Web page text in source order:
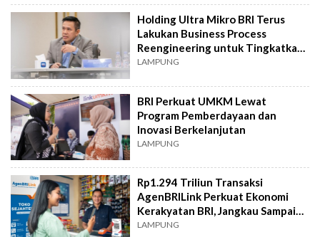
Holding Ultra Mikro BRI Terus
Lakukan Business Process
Reengineering untuk Tingkatkan
Layanan
LAMPUNG
BRI Perkuat UMKM Lewat
Program Pemberdayaan dan
Inovasi Berkelanjutan
LAMPUNG
Rp1.294 Triliun Transaksi
AgenBRILink Perkuat Ekonomi
Kerakyatan BRI, Jangkau Sampai
Wilayah 3T
LAMPUNG